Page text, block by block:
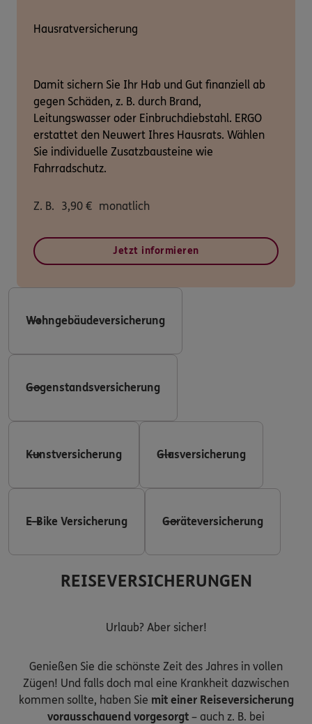
Hausratversicherung
Damit sichern Sie Ihr Hab und Gut finanziell ab
gegen Schäden, z. B. durch Brand,
Leitungswasser oder Einbruchdiebstahl. ERGO
erstattet den Neuwert Ihres Hausrats. Wählen
Sie individuelle Zusatzbausteine wie
Fahrradschutz.
Z. B. 3,90 € monatlich
Jetzt informieren
Wohngebäudeversicherung
Gegenstandsversicherung
Kunstversicherung Glasversicherung
E-Bike Versicherung Geräteversicherung
REISEVERSICHERUNGEN
Urlaub? Aber sicher!
Genießen Sie die schönste Zeit des Jahres in vollen
Zügen! Und falls doch mal eine Krankheit dazwischen
kommen sollte, haben Sie mit einer Reiseversicherung
vorausschauend vorgesorgt – auch z. B. bei